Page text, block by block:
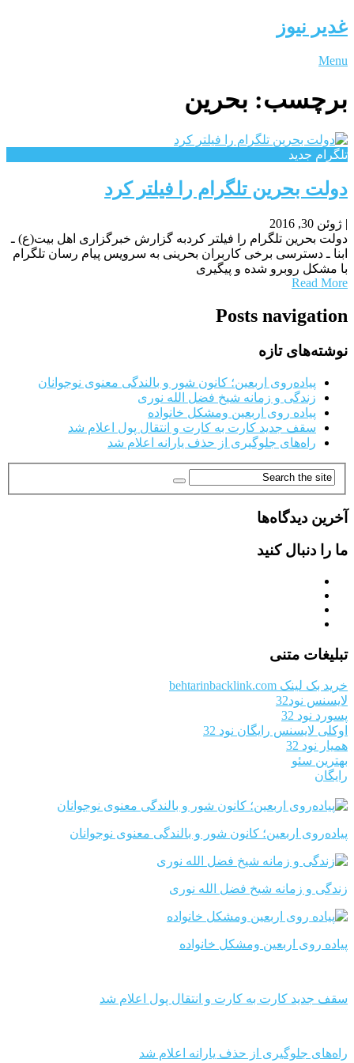
غدیر نیوز
Menu
برچسب: بحرین
تلگرام جدید
دولت بحرین تلگرام را فیلتر کرد
| ژوئن 30, 2016
دولت بحرین تلگرام را فیلتر کردبه گزارش خبرگزاری اهل بیت(ع) ـ
ابنا ـ دسترسی برخی کاربران بحرینی به سرویس پیام رسان تلگرام
با مشکل روبرو شده و پیگیری
Read More
Posts navigation
نوشته‌های تازه
پیاده‌روی اربعین؛ کانون شور و بالندگی معنوی نوجوانان
زندگی و زمانه شیخ فضل الله نوری
پیاده روی اربعین ومشکل خانواده
سقف جدید کارت به کارت و انتقال پول اعلام شد
راه‌های جلوگیری از حذف یارانه اعلام شد
آخرین دیدگاه‌ها
ما را دنبال کنید
تبلیغات متنی
خرید بک لینک behtarinbacklink.com
لایسنس نود32
پسورد نود 32
اوکلی لایسنس رایگان نود 32
همیار نود 32
بهترین سئو
رایگان
پیاده‌روی اربعین؛ کانون شور و بالندگی معنوی نوجوانان
زندگی و زمانه شیخ فضل الله نوری
پیاده روی اربعین ومشکل خانواده
سقف جدید کارت به کارت و انتقال پول اعلام شد
راه‌های جلوگیری از حذف یارانه اعلام شد